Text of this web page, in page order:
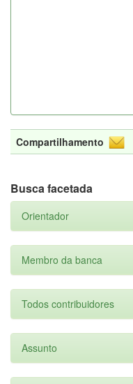
Compartilhamento
Busca facetada
Orientador
Membro da banca
Todos contribuidores
Assunto